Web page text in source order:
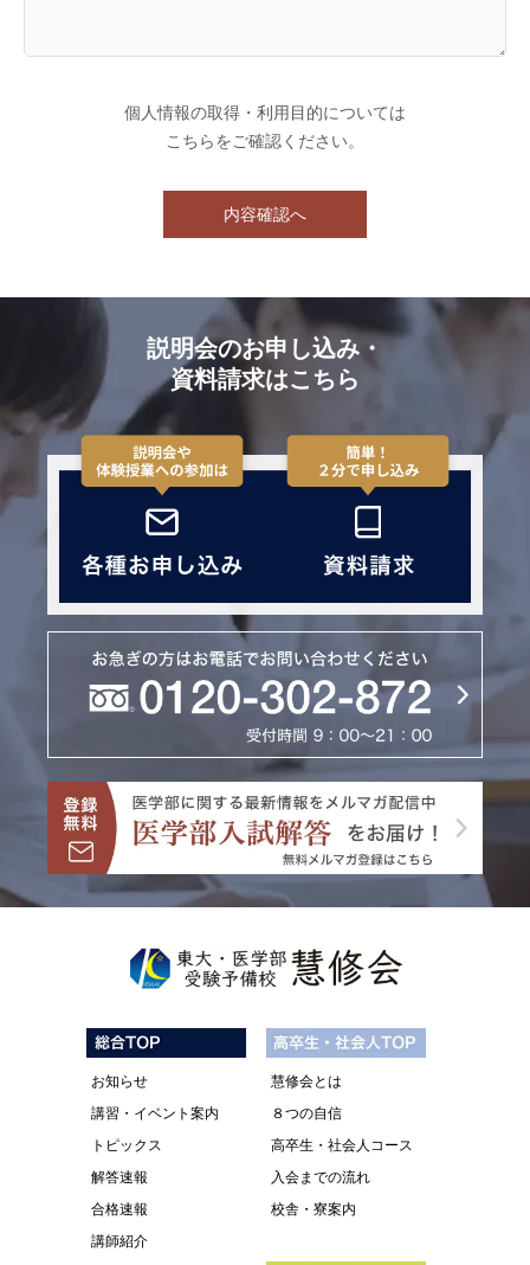
個人情報の取得・利用目的については
こちらをご確認ください。
内容確認へ
説明会のお申し込み・
資料請求はこちら
お知らせ
講習・イベント案内
トピックス
解答速報
合格速報
講師紹介
慧修会とは
８つの自信
高卒生・社会人コース
入会までの流れ
校舎・寮案内